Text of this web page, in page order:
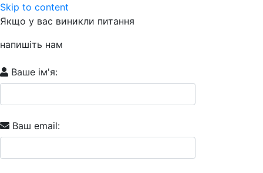
Skip to content
Якщо у вас виникли питання
напишіть нам
Ваше ім'я:
Ваш email: